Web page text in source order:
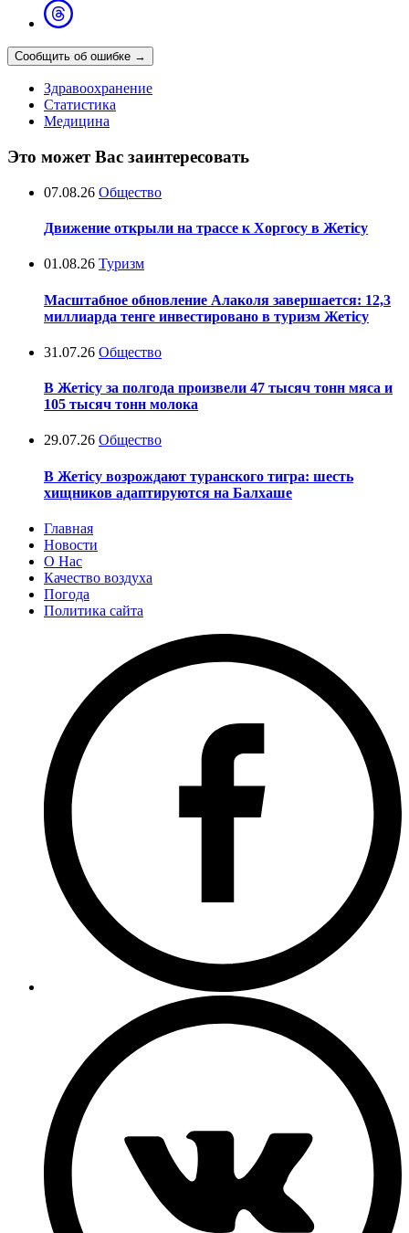
Сообщить об ошибке →
Здравоохранение
Статистика
Медицина
Это может Вас заинтересовать
07.08.26 Общество
Движение открыли на трассе к Хоргосу в Жетісу
01.08.26 Туризм
Масштабное обновление Алаколя завершается: 12,3
миллиарда тенге инвестировано в туризм Жетісу
31.07.26 Общество
В Жетісу за полгода произвели 47 тысяч тонн мяса и
105 тысяч тонн молока
29.07.26 Общество
В Жетісу возрождают туранского тигра: шесть
хищников адаптируются на Балхаше
Главная
Новости
О Нас
Качество воздуха
Погода
Политика сайта